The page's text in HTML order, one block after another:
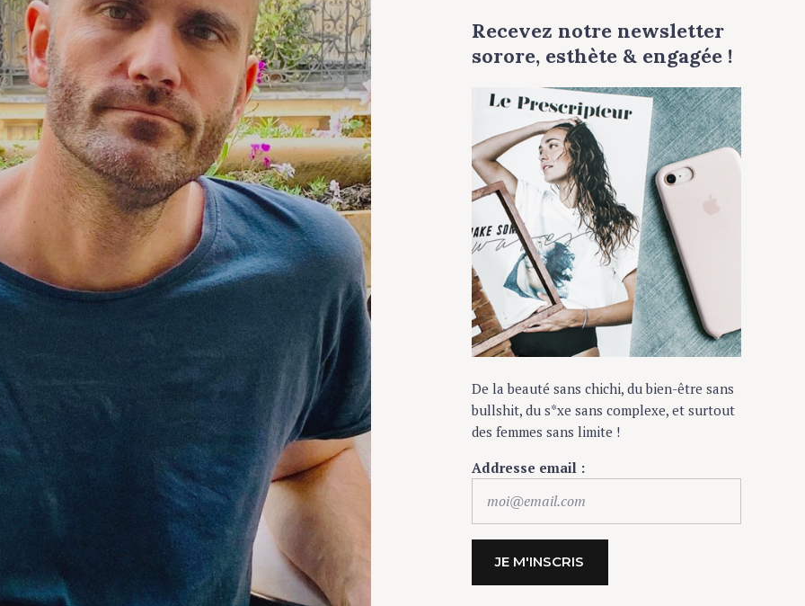
Recevez notre newsletter
sorore, esthète & engagée !
De la beauté sans chichi, du bien-être sans
bullshit, du s*xe sans complexe, et surtout
des femmes sans limite !
Addresse email :